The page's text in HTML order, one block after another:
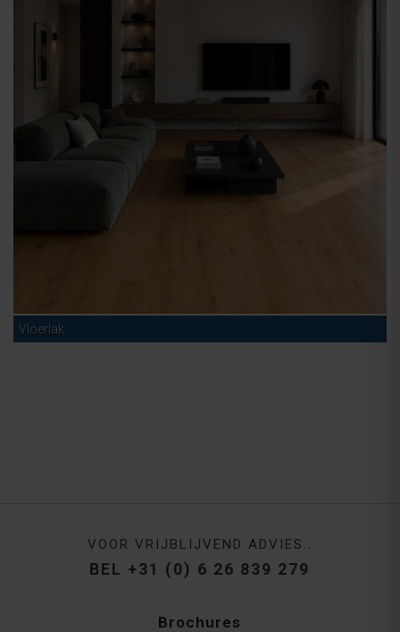
Vloerlak
VOOR VRIJBLIJVEND ADVIES..
BEL +31 (0) 6 26 839 279
Brochures